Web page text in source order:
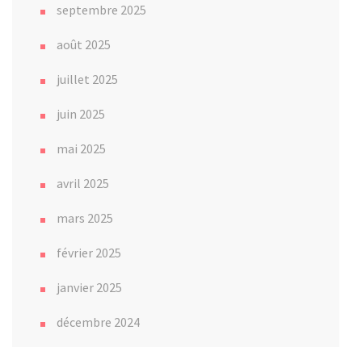
septembre 2025
août 2025
juillet 2025
juin 2025
mai 2025
avril 2025
mars 2025
février 2025
janvier 2025
décembre 2024